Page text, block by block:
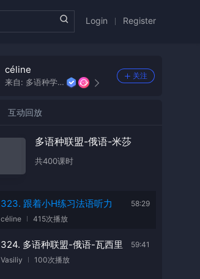
Login Register
céline
来自: 多语种学院
关注
互动回放
多语种联盟-俄语-米莎
共400课时
Vasiliy 98次播放
53:49
320. 俄语童话--白雪公主
米沙 170次播放
322. 俄语童话--白雪公主
米沙
58:29
323. 跟着小H练习法语听力
céline 415次播放
59:41
324. 多语种联盟-俄语-瓦西里
Vasiliy 100次播放